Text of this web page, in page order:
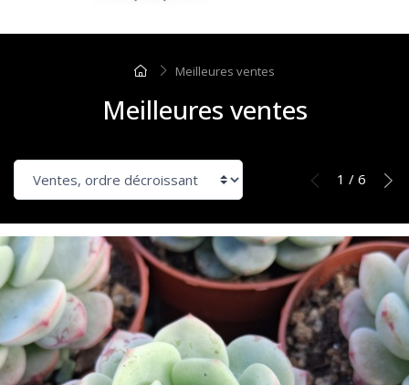
Meilleures ventes
Meilleures ventes
1 / 6